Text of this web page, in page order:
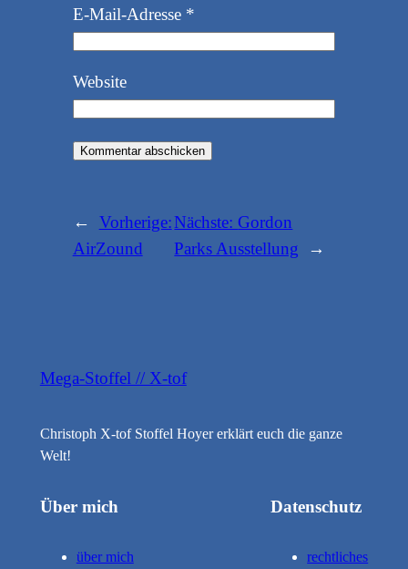
E-Mail-Adresse *
Website
←
Vorherige:
AirZound
Nächste: Gordon
Parks Ausstellung
→
Mega-Stoffel // X-tof
Christoph X-tof Stoffel Hoyer erklärt euch die ganze
Welt!
Über mich
über mich
Datenschutz
rechtliches